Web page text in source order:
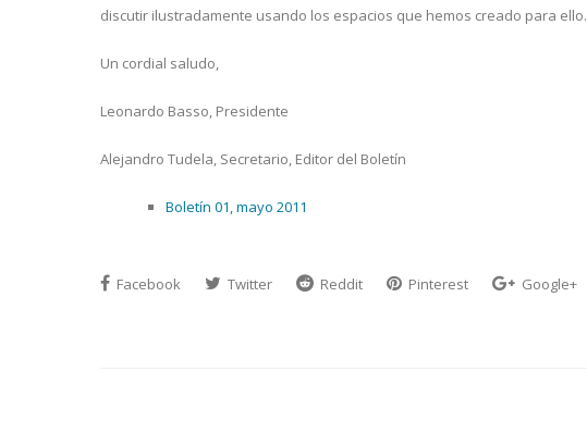
discutir ilustradamente usando los espacios que hemos creado para ello.
Un cordial saludo,
Leonardo Basso, Presidente
Alejandro Tudela, Secretario, Editor del Boletín
Boletín 01, mayo 2011
Facebook Twitter Reddit Pinterest Google+